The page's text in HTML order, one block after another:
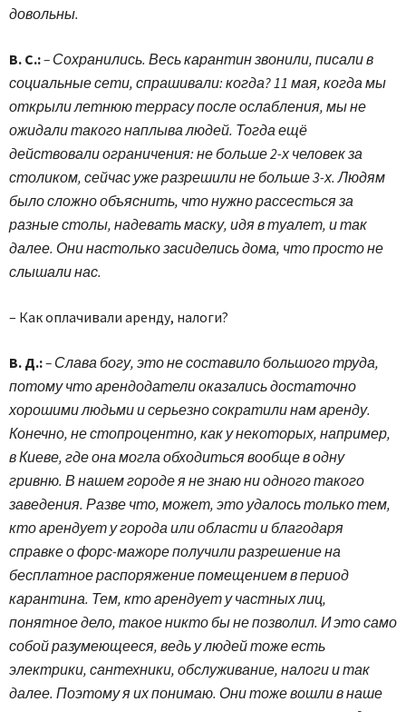
довольны.
В. С.:– Сохранились. Весь карантин звонили, писали в
социальные сети, спрашивали: когда? 11 мая, когда мы
открыли летнюю террасу после ослабления, мы не
ожидали такого наплыва людей. Тогда ещё
действовали ограничения: не больше 2-х человек за
столиком, сейчас уже разрешили не больше 3-х. Людям
было сложно объяснить, что нужно рассесться за
разные столы, надевать маску, идя в туалет, и так
далее. Они настолько засиделись дома, что просто не
слышали нас.
– Как оплачивали аренду, налоги?
В. Д.:– Слава богу, это не составило большого труда,
потому что арендодатели оказались достаточно
хорошими людьми и серьезно сократили нам аренду.
Конечно, не стопроцентно, как у некоторых, например,
в Киеве, где она могла обходиться вообще в одну
гривню. В нашем городе я не знаю ни одного такого
заведения. Разве что, может, это удалось только тем,
кто арендует у города или области и благодаря
справке о форс-мажоре получили разрешение на
бесплатное распоряжение помещением в период
карантина. Тем, кто арендует у частных лиц,
понятное дело, такое никто бы не позволил. И это само
собой разумеющееся, ведь у людей тоже есть
электрики, сантехники, обслуживание, налоги и так
далее. Поэтому я их понимаю. Они тоже вошли в наше